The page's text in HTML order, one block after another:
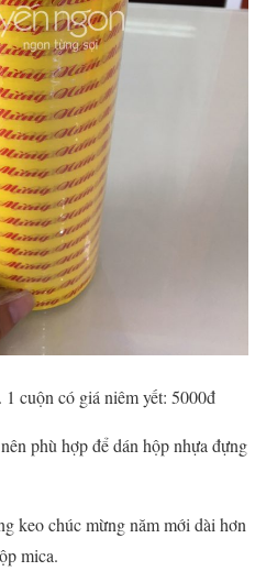
cuộn có giá niêm yết: 5000đ
phù hợp để dán hộp nhựa đựng
keo chúc mừng năm mới dài hơn
mica.